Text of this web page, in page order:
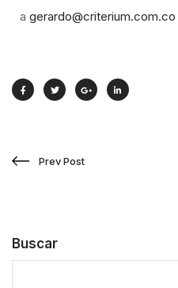
a gerardo@criterium.com.co
Prev Post
Buscar